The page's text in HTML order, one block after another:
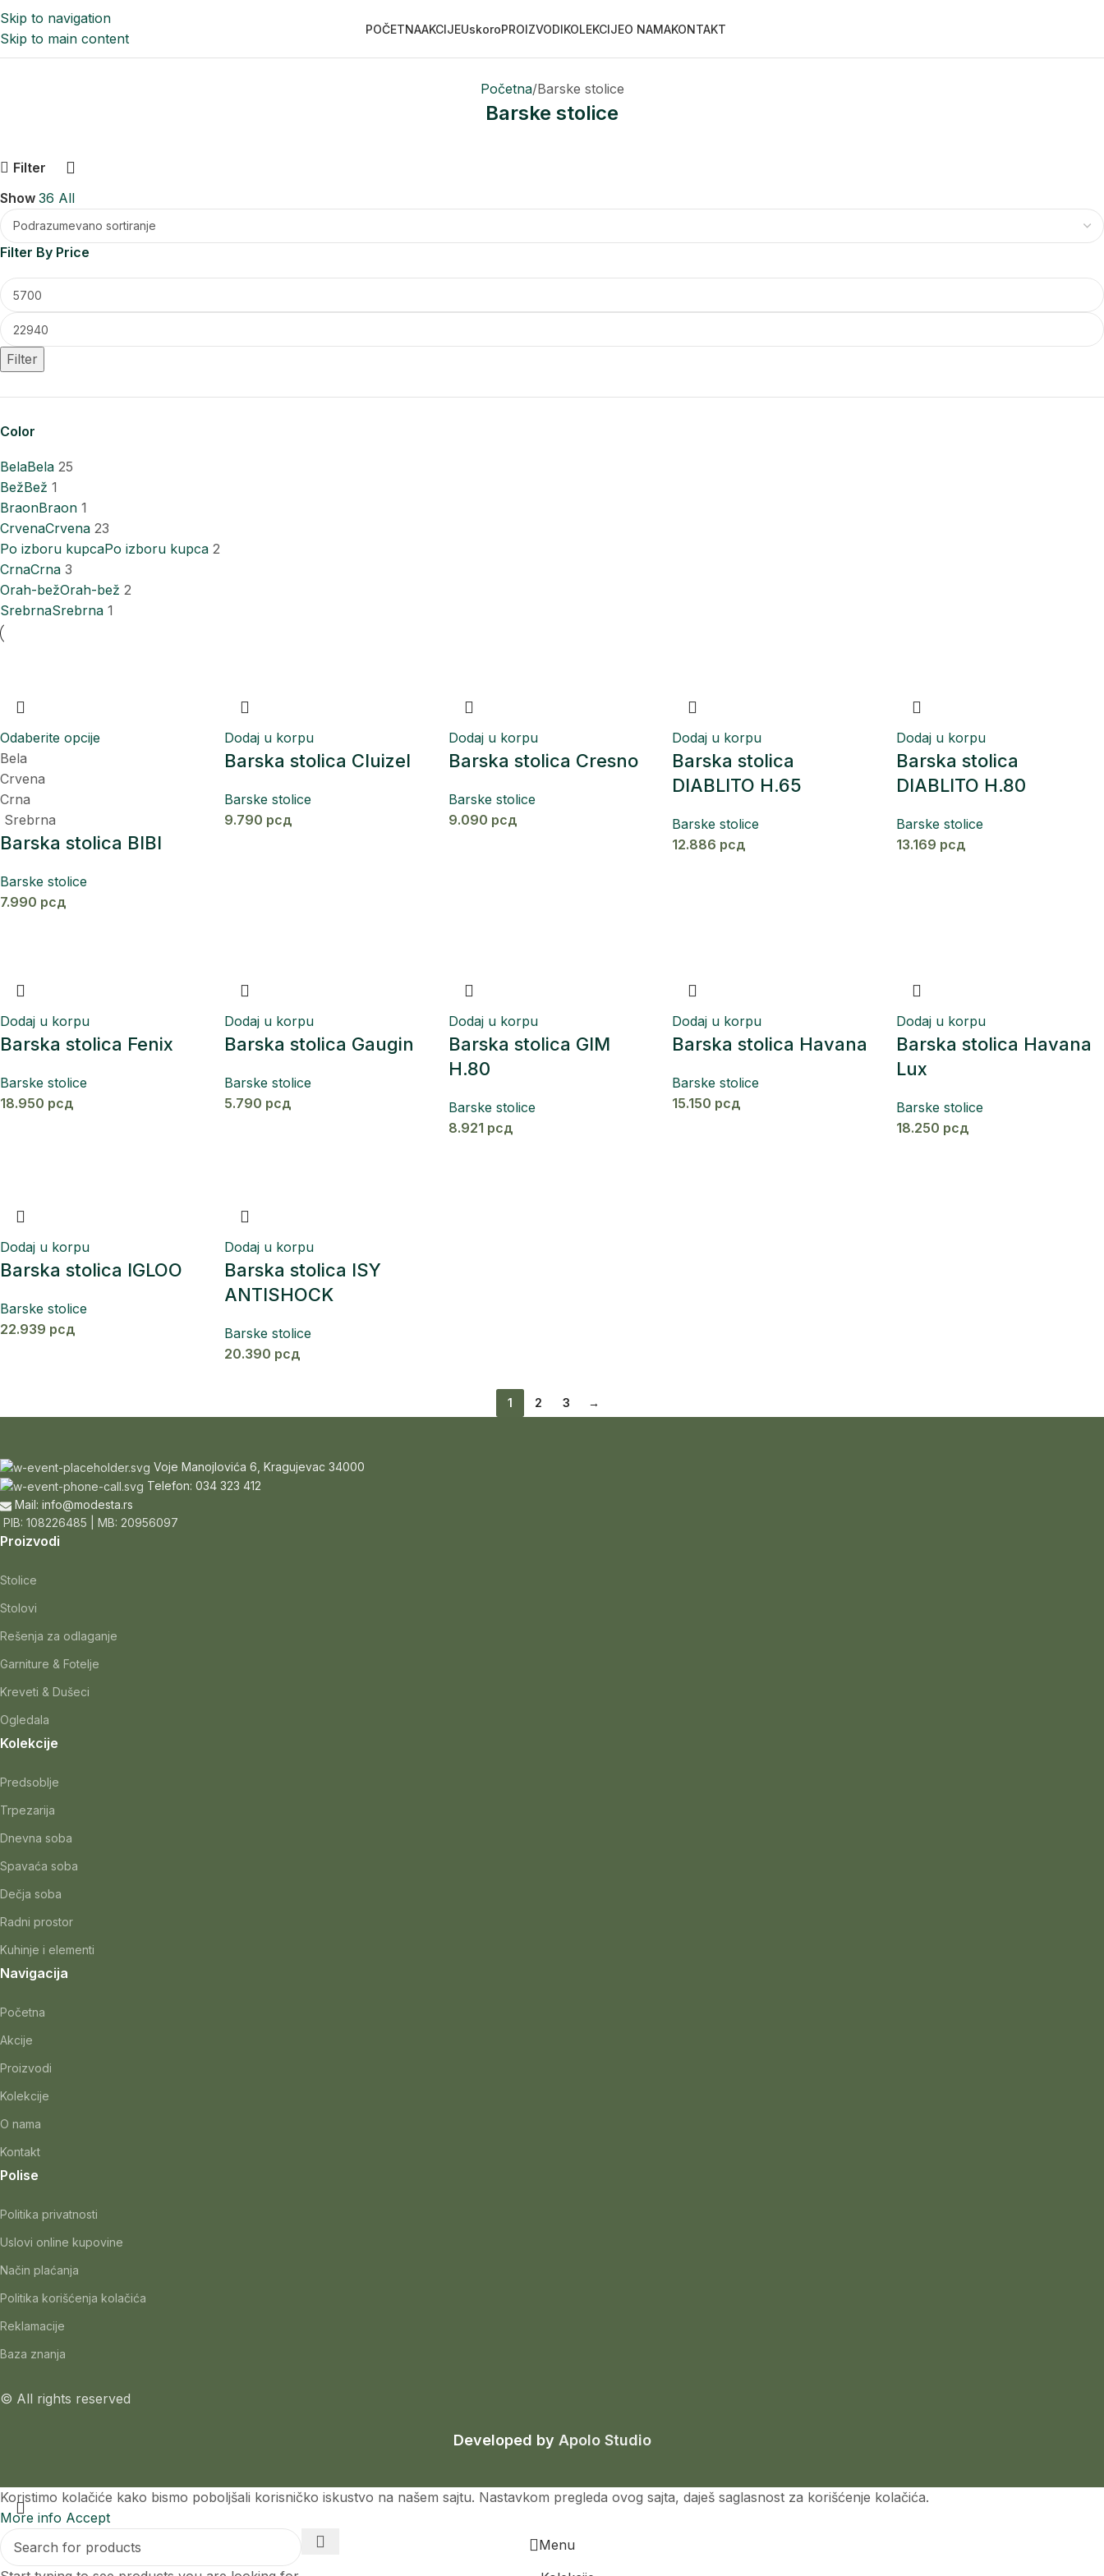
Skip to navigation
Skip to main content
POČETNAAKCIJEUskoroPROIZVODIKOLEKCIJEO NAMAKONTAKT
Početna Barske stolice
Barske stolice
Filter
Show 36 All
Filter By Price
Filter
Color
BelaBela 25
BežBež 1
BraonBraon 1
CrvenaCrvena 23
Po izboru kupcaPo izboru kupca 2
CrnaCrna 3
Orah-bežOrah-bež 2
SrebrnaSrebrna 1
Odaberite opcije
Bela
Crvena
Crna
Srebrna
Barska stolica BIBI
Barske stolice
7.990 рсд
Dodaj u korpu
Barska stolica Cluizel
Barske stolice
9.790 рсд
Dodaj u korpu
Barska stolica Cresno
Barske stolice
9.090 рсд
Dodaj u korpu
Barska stolica
DIABLITO H.65
Barske stolice
12.886 рсд
Dodaj u korpu
Barska stolica
DIABLITO H.80
Barske stolice
13.169 рсд
Dodaj u korpu
Barska stolica Fenix
Barske stolice
18.950 рсд
Dodaj u korpu
Barska stolica Gaugin
Barske stolice
5.790 рсд
Dodaj u korpu
Barska stolica GIM
H.80
Barske stolice
8.921 рсд
Dodaj u korpu
Barska stolica Havana
Barske stolice
15.150 рсд
Dodaj u korpu
Barska stolica Havana
Lux
Barske stolice
18.250 рсд
Dodaj u korpu
Barska stolica IGLOO
Barske stolice
22.939 рсд
Dodaj u korpu
Barska stolica ISY
ANTISHOCK
Barske stolice
20.390 рсд
1 2 3 →
Voje Manojlovića 6, Kragujevac 34000
Telefon: 034 323 412
Mail: info@modesta.rs
PIB: 108226485 | MB: 20956097
Proizvodi
Stolice
Stolovi
Rešenja za odlaganje
Garniture & Fotelje
Kreveti & Dušeci
Ogledala
Kolekcije
Predsoblje
Trpezarija
Dnevna soba
Spavaća soba
Dečja soba
Radni prostor
Kuhinje i elementi
Navigacija
Početna
Akcije
Proizvodi
Kolekcije
O nama
Kontakt
Polise
Politika privatnosti
Uslovi online kupovine
Način plaćanja
Politika korišćenja kolačića
Reklamacije
Baza znanja
© All rights reserved
Developed by Apolo Studio
Koristimo kolačiće kako bismo poboljšali korisničko iskustvo na našem sajtu. Nastavkom pregleda ovog sajta, daješ saglasnost za korišćenje kolačića.​
More info Accept
Menu